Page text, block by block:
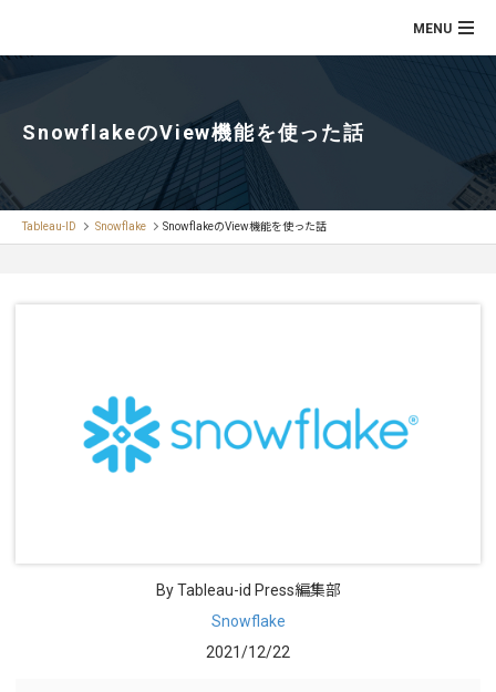
SnowflakeのView機能を使った話
Tableau-ID Snowflake SnowflakeのView機能を使った話
By Tableau-id Press編集部
Snowflake
2021/12/22